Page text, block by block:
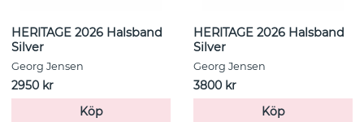
HERITAGE 2026 Halsband
Silver
Georg Jensen
2950 kr
Köp
HERITAGE 2026 Halsband
Silver
Georg Jensen
3800 kr
Köp